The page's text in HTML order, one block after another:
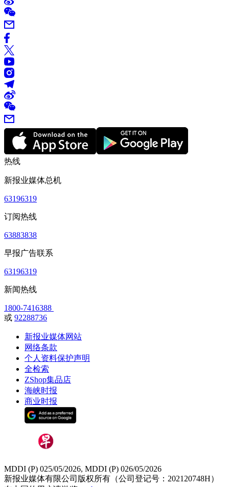
热线
新报业媒体总机
63196319
订阅热线
63883838
早报广告联系
63196319
新闻热线
1800-7416388
或 92288736
新报业媒体网站
网络条款
个人资料保护声明
全检索
ZShop集品店
海峡时报
商业时报
MDDI (P) 025/05/2026, MDDI (P) 026/05/2026
新报业媒体有限公司版权所有（公司登记号：202120748H）